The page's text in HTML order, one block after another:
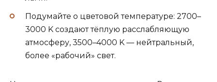
Подумайте о цветовой температуре: 2700–
3000 K создают тёплую расслабляющую
атмосферу, 3500–4000 K — нейтральный,
более «рабочий» свет.